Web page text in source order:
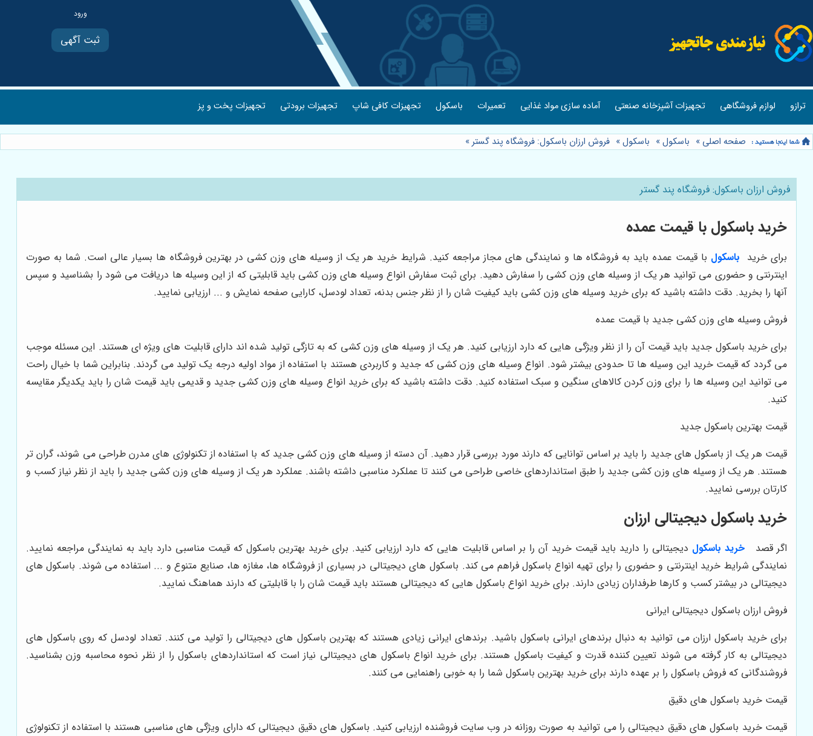
ثبت آگهی
ترازو لوازم فروشگاهی تجهیزات آشپزخانه صنعتی آماده سازی مواد غذایی تعمیرات باسکول تجهیزات کافی شاپ تجهیزات برودتی تجهیزات پخت و پز
صفحه اصلی » باسکول» باسکول» فروش ارزان باسکول: فروشگاه پند گستر»
فروش ارزان باسکول: فروشگاه پند گستر
خرید باسکول با قیمت عمده
برای خرید باسکول با قیمت عمده باید به فروشگاه ها و نمایندگی های مجاز مراجعه کنید. شرایط خرید هر یک از وسیله های وزن کشی در بهترین فروشگاه ها بسیار عالی است. شما به صورت
اینترنتی و حضوری می توانید هر یک از وسیله های وزن کشی را سفارش دهید. برای ثبت سفارش انواع وسیله های وزن کشی باید قابلیتی که از این وسیله ها دریافت می شود را بشناسید و سپس
آنها را بخرید. دقت داشته باشید که برای خرید وسیله های وزن کشی باید کیفیت شان را از نظر جنس بدنه، تعداد لودسل، کارایی صفحه نمایش و ... ارزیابی نمایید.
فروش وسیله های وزن کشی جدید با قیمت عمده
برای خرید باسکول جدید باید قیمت آن را از نظر ویژگی هایی که دارد ارزیابی کنید. هر یک از وسیله های وزن کشی که به تازگی تولید شده اند دارای قابلیت های ویژه ای هستند. این مسئله موجب
می گردد که قیمت خرید این وسیله ها تا حدودی بیشتر شود. انواع وسیله های وزن کشی که جدید و کاربردی هستند با استفاده از مواد اولیه درجه یک تولید می گردند. بنابراین شما با خیال راحت
می توانید این وسیله ها را برای وزن کردن کالاهای سنگین و سبک استفاده کنید. دقت داشته باشید که برای خرید انواع وسیله های وزن کشی جدید و قدیمی باید قیمت شان را باید یکدیگر مقایسه
کنید.
قیمت بهترین باسکول جدید
قیمت هر یک از باسکول های جدید را باید بر اساس توانایی که دارند مورد بررسی قرار دهید. آن دسته از وسیله های وزن کشی جدید که با استفاده از تکنولوژی های مدرن طراحی می شوند، گران تر
هستند. هر یک از وسیله های وزن کشی جدید را طبق استانداردهای خاصی طراحی می کنند تا عملکرد مناسبی داشته باشند. عملکرد هر یک از وسیله های وزن کشی جدید را باید از نظر نیاز کسب و
کارتان بررسی نمایید.
خرید باسکول دیجیتالی ارزان
اگر قصد خرید باسکول دیجیتالی را دارید باید قیمت خرید آن را بر اساس قابلیت هایی که دارد ارزیابی کنید. برای خرید بهترین باسکول که قیمت مناسبی دارد باید به نمایندگی مراجعه نمایید.
نمایندگی شرایط خرید اینترنتی و حضوری را برای تهیه انواع باسکول فراهم می کند. باسکول های دیجیتالی در بسیاری از فروشگاه ها، مغازه ها، صنایع متنوع و ... استفاده می شوند. باسکول های
دیجیتالی در بیشتر کسب و کارها طرفداران زیادی دارند. برای خرید انواع باسکول هایی که دیجیتالی هستند باید قیمت شان را با قابلیتی که دارند هماهنگ نمایید.
فروش ارزان باسکول دیجیتالی ایرانی
برای خرید باسکول ارزان می توانید به دنبال برندهای ایرانی باسکول باشید. برندهای ایرانی زیادی هستند که بهترین باسکول های دیجیتالی را تولید می کنند. تعداد لودسل که روی باسکول های
دیجیتالی به کار گرفته می شوند تعیین کننده قدرت و کیفیت باسکول هستند. برای خرید انواع باسکول های دیجیتالی نیاز است که استانداردهای باسکول را از نظر نحوه محاسبه وزن بشناسید.
فروشندگانی که فروش باسکول را بر عهده دارند برای خرید بهترین باسکول شما را به خوبی راهنمایی می کنند.
قیمت خرید باسکول های دقیق
قیمت خرید باسکول های دقیق دیجیتالی را می توانید به صورت روزانه در وب سایت فروشنده ارزیابی کنید. باسکول های دقیق دیجیتالی که دارای ویژگی های مناسبی هستند با استفاده از تکنولوژی